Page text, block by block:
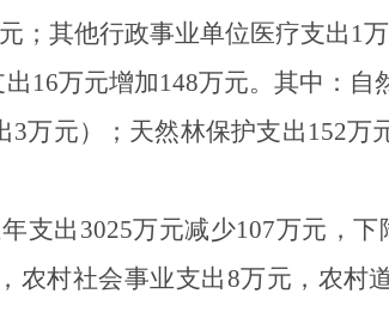
；其他行政事业单位医疗支出 1
16万元增加148万元。其中：自
3万元）；天然林保护支出 152万
支出 3025万元减少107万元，下
农村社会事业支出8万元，农村